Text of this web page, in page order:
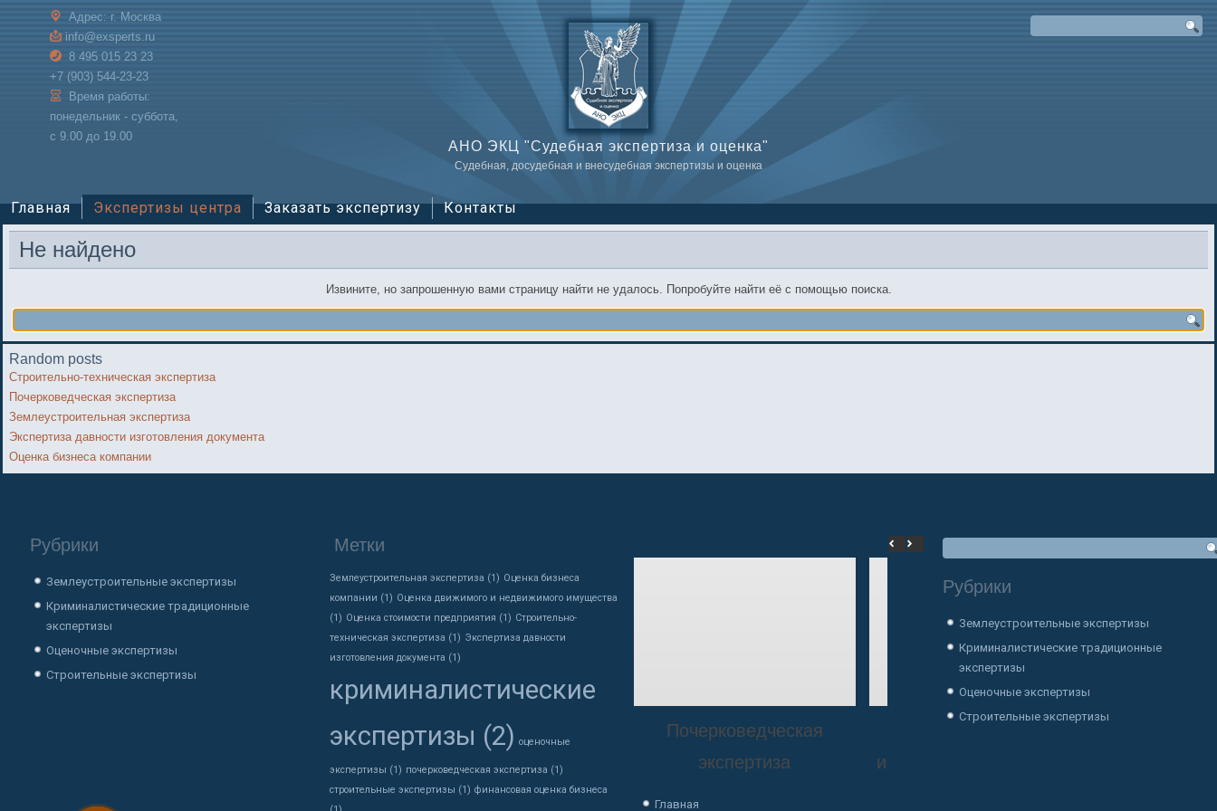
Адрес: г. Москва
info@exsperts.ru
8 495 015 23 23
+7 (903) 544-23-23
Время работы:
понедельник - суббота,
с 9.00 до 19.00
АНО ЭКЦ "Судебная экспертиза и оценка"
Судебная, досудебная и внесудебная экспертизы и оценка
Главная Экспертизы центра Заказать экспертизу Контакты
Не найдено
Извините, но запрошенную вами страницу найти не удалось. Попробуйте найти её с помощью поиска.
Random posts
Строительно-техническая экспертиза
Почерковедческая экспертиза
Землеустроительная экспертиза
Экспертиза давности изготовления документа
Оценка бизнеса компании
Рубрики
Землеустроительные экспертизы
Криминалистические традиционные
экспертизы
Оценочные экспертизы
Строительные экспертизы
Метки
Землеустроительная экспертиза (1) Оценка бизнеса
компании (1) Оценка движимого и недвижимого имущества
(1) Оценка стоимости предприятия (1) Строительно-
техническая экспертиза (1) Экспертиза давности
изготовления документа (1)
криминалистические
экспертизы (2) оценочные
экспертизы (1) почерковедческая экспертиза (1)
строительные экспертизы (1) финансовая оценка бизнеса
Почерковедческая
экспертиза
изготовления документа
Главная
Рубрики
Землеустроительные экспертизы
Криминалистические традиционные
экспертизы
Оценочные экспертизы
Строительные экспертизы